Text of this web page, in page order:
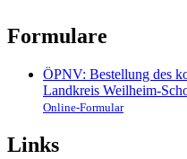
Formulare
ÖPNV: Bestellung des
Landkreis Weilheim-
Online-Formular
Links